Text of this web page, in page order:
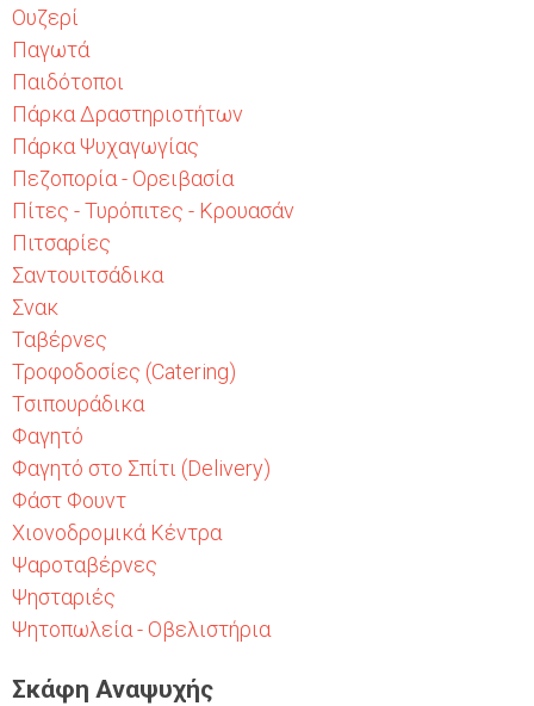
Ουζερί
Παγωτά
Παιδότοποι
Πάρκα Δραστηριοτήτων
Πάρκα Ψυχαγωγίας
Πεζοπορία - Ορειβασία
Πίτες - Τυρόπιτες - Κρουασάν
Πιτσαρίες
Σαντουιτσάδικα
Σνακ
Ταβέρνες
Τροφοδοσίες (Catering)
Τσιπουράδικα
Φαγητό
Φαγητό στο Σπίτι (Delivery)
Φάστ Φουντ
Χιονοδρομικά Κέντρα
Ψαροταβέρνες
Ψησταριές
Ψητοπωλεία - Οβελιστήρια
Σκάφη Αναψυχής